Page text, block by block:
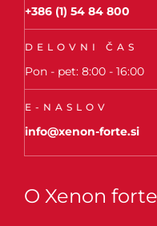
+386 (1) 54 84 800
DELOVNI ČAS
Pon - pet: 8:00 - 16:00
E-NASLOV
info@xenon-forte.si
O Xenon forte